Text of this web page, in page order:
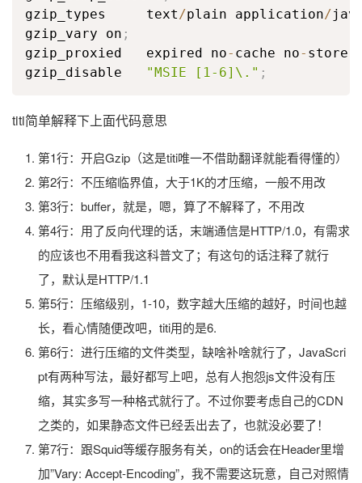
gzip_types     text/plain application/
gzip_vary on ;
gzip_proxied   expired no- cache no- store
gzip_disable
"MSIE [1-6]\." ;
titi简单解释下上面代码意思
第1行：开启Gzip（这是titi唯一不借助翻译就能看得懂的）
第2行：不压缩临界值，大于1K的才压缩，一般不用改
第3行：buffer，就是，嗯，算了不解释了，不用改
第4行：用了反向代理的话，末端通信是HTTP/1.0，有需求
的应该也不用看我这科普文了；有这句的话注释了就行
了，默认是HTTP/1.1
第5行：压缩级别，1-10，数字越大压缩的越好，时间也越
长，看心情随便改吧，titi用的是6.
第6行：进行压缩的文件类型，缺啥补啥就行了，JavaScri
pt有两种写法，最好都写上吧，总有人抱怨js文件没有压
缩，其实多写一种格式就行了。不过你要考虑自己的CDN
之类的，如果静态文件已经丢出去了，也就没必要了！
第7行：跟Squid等缓存服务有关，on的话会在Header里增
加”Vary: Accept-Encoding”，我不需要这玩意，自己对照情